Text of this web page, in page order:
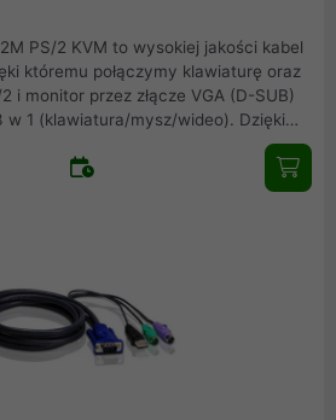
PS/2 KVM to wysokiej jakości kabel
któremu połączymy klawiaturę oraz
i monitor przez złącze VGA (D-SUB)
w 1 (klawiatura/mysz/wideo). Dzięki
urządzeń firmy ATEN zapewniamy